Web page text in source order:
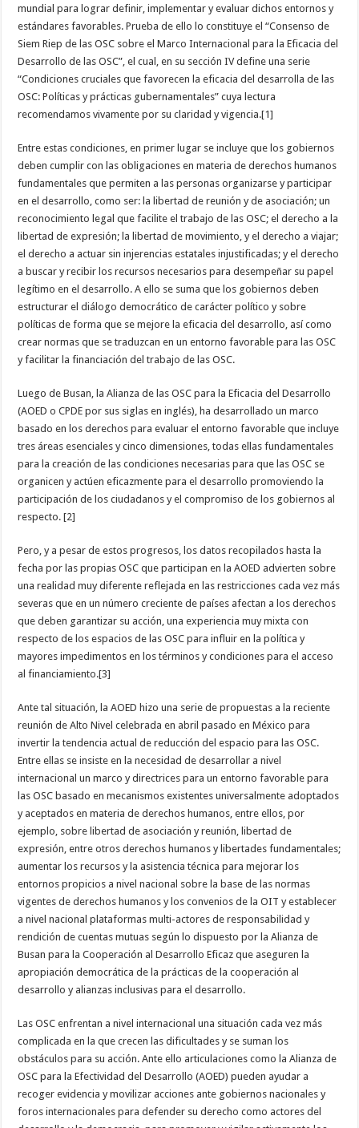
mundial para lograr definir, implementar y evaluar dichos entornos y
estándares favorables. Prueba de ello lo constituye el “Consenso de
Siem Riep de las OSC sobre el Marco Internacional para la Eficacia del
Desarrollo de las OSC”, el cual, en su sección IV define una serie
“Condiciones cruciales que favorecen la eficacia del desarrolla de las
OSC: Políticas y prácticas gubernamentales” cuya lectura
recomendamos vivamente por su claridad y vigencia.[1]
Entre estas condiciones, en primer lugar se incluye que los gobiernos
deben cumplir con las obligaciones en materia de derechos humanos
fundamentales que permiten a las personas organizarse y participar
en el desarrollo, como ser: la libertad de reunión y de asociación; un
reconocimiento legal que facilite el trabajo de las OSC; el derecho a la
libertad de expresión; la libertad de movimiento, y el derecho a viajar;
el derecho a actuar sin injerencias estatales injustificadas; y el derecho
a buscar y recibir los recursos necesarios para desempeñar su papel
legítimo en el desarrollo. A ello se suma que los gobiernos deben
estructurar el diálogo democrático de carácter político y sobre
políticas de forma que se mejore la eficacia del desarrollo, así como
crear normas que se traduzcan en un entorno favorable para las OSC
y facilitar la financiación del trabajo de las OSC.
Luego de Busan, la Alianza de las OSC para la Eficacia del Desarrollo
(AOED o CPDE por sus siglas en inglés), ha desarrollado un marco
basado en los derechos para evaluar el entorno favorable que incluye
tres áreas esenciales y cinco dimensiones, todas ellas fundamentales
para la creación de las condiciones necesarias para que las OSC se
organicen y actúen eficazmente para el desarrollo promoviendo la
participación de los ciudadanos y el compromiso de los gobiernos al
respecto. [2]
Pero, y a pesar de estos progresos, los datos recopilados hasta la
fecha por las propias OSC que participan en la AOED advierten sobre
una realidad muy diferente reflejada en las restricciones cada vez más
severas que en un número creciente de países afectan a los derechos
que deben garantizar su acción, una experiencia muy mixta con
respecto de los espacios de las OSC para influir en la política y
mayores impedimentos en los términos y condiciones para el acceso
al financiamiento.[3]
Ante tal situación, la AOED hizo una serie de propuestas a la reciente
reunión de Alto Nivel celebrada en abril pasado en México para
invertir la tendencia actual de reducción del espacio para las OSC.
Entre ellas se insiste en la necesidad de desarrollar a nivel
internacional un marco y directrices para un entorno favorable para
las OSC basado en mecanismos existentes universalmente adoptados
y aceptados en materia de derechos humanos, entre ellos, por
ejemplo, sobre libertad de asociación y reunión, libertad de
expresión, entre otros derechos humanos y libertades fundamentales;
aumentar los recursos y la asistencia técnica para mejorar los
entornos propicios a nivel nacional sobre la base de las normas
vigentes de derechos humanos y los convenios de la OIT y establecer
a nivel nacional plataformas multi-actores de responsabilidad y
rendición de cuentas mutuas según lo dispuesto por la Alianza de
Busan para la Cooperación al Desarrollo Eficaz que aseguren la
apropiación democrática de la prácticas de la cooperación al
desarrollo y alianzas inclusivas para el desarrollo.
Las OSC enfrentan a nivel internacional una situación cada vez más
complicada en la que crecen las dificultades y se suman los
obstáculos para su acción. Ante ello articulaciones como la Alianza de
OSC para la Efectividad del Desarrollo (AOED) pueden ayudar a
recoger evidencia y movilizar acciones ante gobiernos nacionales y
foros internacionales para defender su derecho como actores del